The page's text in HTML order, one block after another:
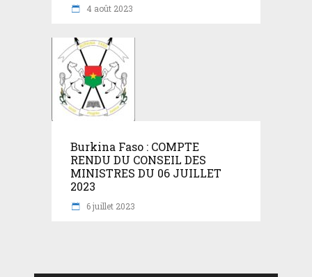
4 août 2023
Burkina Faso : COMPTE
RENDU DU CONSEIL DES
MINISTRES DU 06 JUILLET
2023
6 juillet 2023